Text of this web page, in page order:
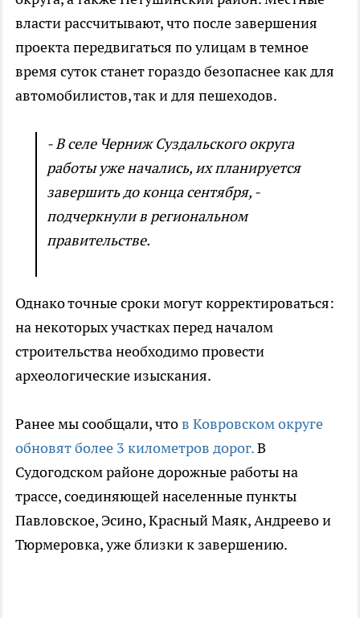
власти рассчитывают, что после завершения
проекта передвигаться по улицам в темное
время суток станет гораздо безопаснее как для
автомобилистов, так и для пешеходов.
- В селе Черниж Суздальского округа
работы уже начались, их планируется
завершить до конца сентября, -
подчеркнули в региональном
правительстве.
Однако точные сроки могут корректироваться:
на некоторых участках перед началом
строительства необходимо провести
археологические изыскания.
Ранее мы сообщали, чтов Ковровском округе
обновят более 3 километров дорог.В
Судогодском районе дорожные работы на
трассе, соединяющей населенные пункты
Павловское, Эсино, Красный Маяк, Андреево и
Тюрмеровка, уже близки к завершению.